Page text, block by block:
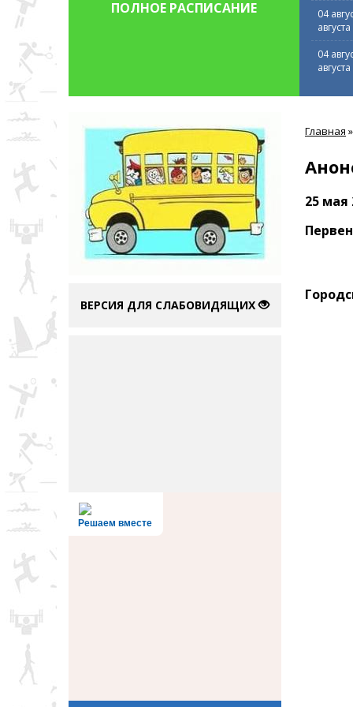
ПОЛНОЕ РАСПИСАНИЕ 04
августа
04
августа
ВЕРСИЯ ДЛЯ СЛАБОВИДЯЩИХ
Решаем вместе
здесь
Главная »
25 мая